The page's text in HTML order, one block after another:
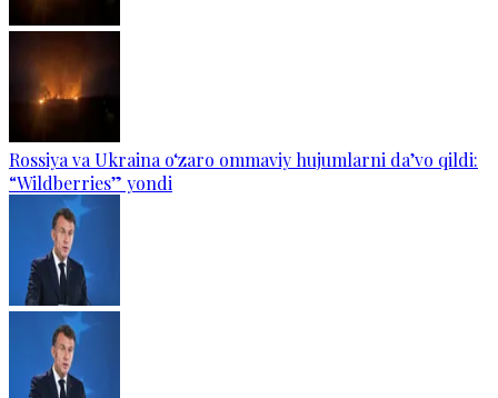
Rossiya va Ukraina o‘zaro ommaviy hujumlarni da’vo qildi:
“Wildberries” yondi